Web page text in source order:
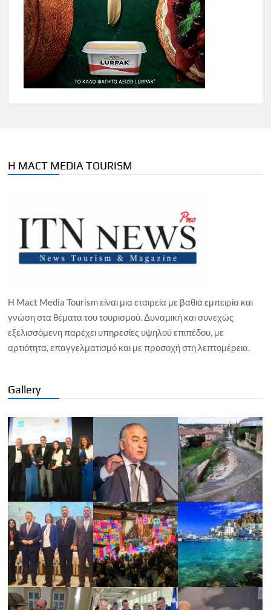
Η MACT MEDIA TOURISM
Η Mact Media Tourism είναι μια εταιρεία με βαθιά εμπειρία και
γνώση στα θέματα του τουρισμού. Δυναμική και συνεχώς
εξελισσόμενη παρέχει υπηρεσίες υψηλού επιπέδου, με
αρτιότητα, επαγγελματισμό και με προσοχή στη λεπτομέρεια.
Gallery